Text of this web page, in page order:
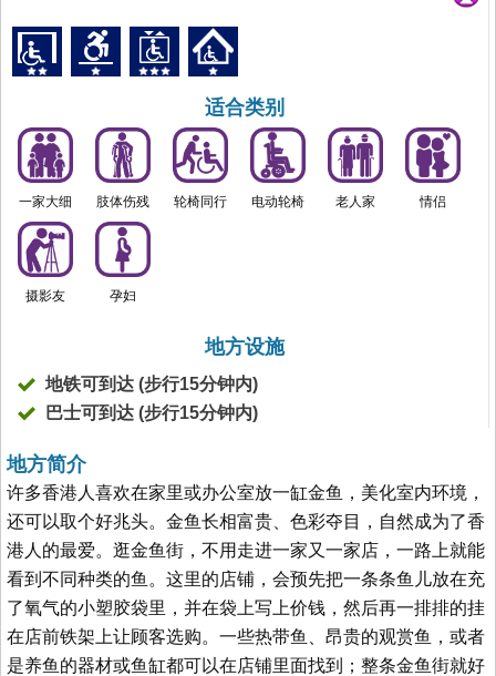
适合类别
一家大细 肢体伤残 轮椅同行 电动轮椅 老人家 情侣
摄影友 孕妇
地方设施
地铁可到达 (步行15分钟内)
巴士可到达 (步行15分钟内)
地方简介
许多香港人喜欢在家里或办公室放一缸金鱼，美化室内环境，
还可以取个好兆头。金鱼长相富贵、色彩夺目，自然成为了香
港人的最爱。逛金鱼街，不用走进一家又一家店，一路上就能
看到不同种类的鱼。这里的店铺，会预先把一条条鱼儿放在充
了氧气的小塑胶袋里，并在袋上写上价钱，然后再一排排的挂
在店前铁架上让顾客选购。一些热带鱼、昂贵的观赏鱼，或者
是养鱼的器材或鱼缸都可以在店铺里面找到；整条金鱼街就好